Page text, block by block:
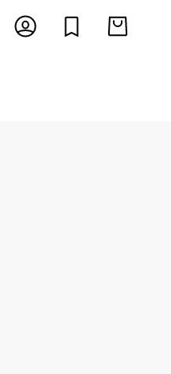
ANTOLOGIAS